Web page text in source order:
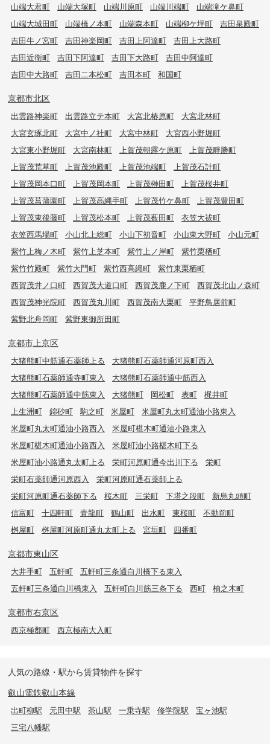
山端大君町
山端大塚町 山端川原町 山端川端町
山端滝ケ鼻町
山端大城田町
山端橋ノ本町 山端森本町 山端柳ケ坪町
吉田泉殿町
吉田牛ノ宮町
吉田神楽岡町 吉田上阿達町
吉田上大路町
吉田近衛町
吉田下阿達町 吉田下大路町
吉田中阿達町
吉田中大路町
吉田二本松町 吉田本町 和国町
京都市北区
出雲路神楽町 出雲路立テ本町 大宮北椿原町
大宮北林町
大宮玄琢北町
大宮中ノ社町 大宮中林町
大宮西小野堀町
大宮東小野堀町
大宮南林町 上賀茂朝露ケ原町
上賀茂畔勝町
上賀茂荒草町
上賀茂池殿町 上賀茂池端町
上賀茂石計町
上賀茂岡本口町
上賀茂岡本町 上賀茂榊田町
上賀茂桜井町
上賀茂菖蒲園町
上賀茂高縄手町 上賀茂竹ケ鼻町
上賀茂豊田町
上賀茂東後藤町
上賀茂松本町 上賀茂薮田町
衣笠大祓町
衣笠西馬場町
小山北上総町 小山下初音町 小山東大野町
小山元町
紫竹上梅ノ木町
紫竹上芝本町 紫竹上ノ岸町
紫竹栗栖町
紫竹竹殿町
紫竹大門町 紫竹西高縄町
紫竹東栗栖町
西賀茂井ノ口町
西賀茂大道口町 西賀茂鹿ノ下町
西賀茂北山ノ森町
西賀茂神光院町
西賀茂丸川町 西賀茂南大栗町
平野鳥居前町
紫野北舟岡町
紫野東御所田町
京都市上京区
大猪熊町中筋通石薬師上る
大猪熊町石薬師通河原町西入
大猪熊町石薬師通寺町東入
大猪熊町石薬師通中筋西入
大猪熊町石薬師通中筋東入
大猪熊町 岡松町 表町
梶井町
上生洲町
錦砂町 駒之町 米屋町
米屋町丸太町通油小路東入
米屋町丸太町通油小路西入
米屋町椹木町通油小路東入
米屋町椹木町通油小路西入
米屋町油小路椹木町下る
米屋町油小路通丸太町上る
栄町河原町通今出川下る
栄町
栄町石薬師通河原西入
栄町河原町通石薬師上る
栄町河原町通石薬師下る
桜木町 三栄町 下塔之段町
新烏丸頭町
信富町
十四軒町 青龍町 鶴山町 出水町 東桜町
不動前町
桝屋町
桝屋町河原町通丸太町上る 宮垣町 四番町
京都市東山区
大井手町 五軒町
五軒町三条通白川橋下る東入
五軒町三条通白川橋東入
五軒町白川筋三条下る 西町 柚之木町
京都市右京区
西京極郡町 西京極南大入町
人気の路線・駅から賃貸物件を探す
叡山電鉄叡山本線
出町柳駅 元田中駅 茶山駅 一乗寺駅 修学院駅
宝ヶ池駅
三宅八幡駅